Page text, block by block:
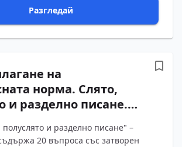
Разгледай
на
норма. Слято,
и разделно писане.
полуслято и разделно писане" –
20 въпроса със затворен